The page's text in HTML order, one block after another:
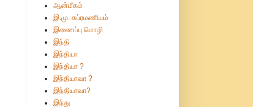
ஆன்மீகம்
இ.மு. சுப்ரமணியம்
இணைப்பு மொழி
இந்தி
இந்தியா
இந்தியா ?
இந்தியாவா ?
இந்தியாவா?
இந்து